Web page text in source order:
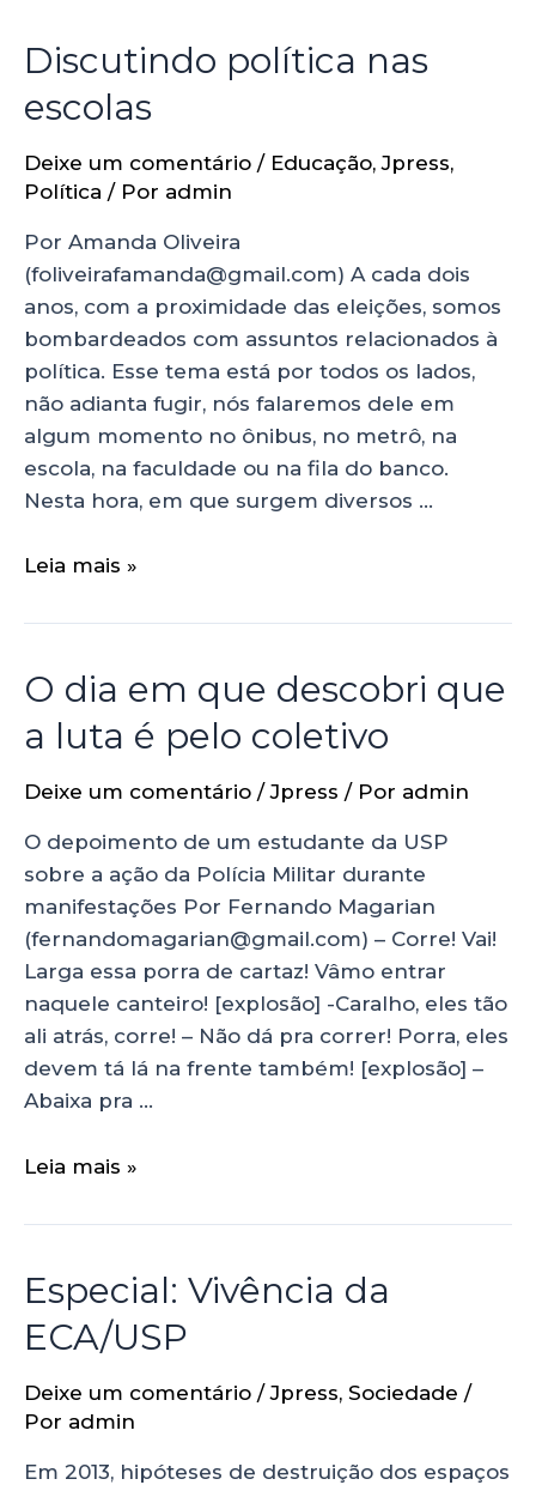
Discutindo política nas
escolas
Deixe um comentário / Educação,Jpress,
Política / Por admin
Por Amanda Oliveira
(foliveirafamanda@gmail.com) A cada dois
anos, com a proximidade das eleições, somos
bombardeados com assuntos relacionados à
política. Esse tema está por todos os lados,
não adianta fugir, nós falaremos dele em
algum momento no ônibus, no metrô, na
escola, na faculdade ou na fila do banco.
Nesta hora, em que surgem diversos …
Leia mais »
O dia em que descobri que
a luta é pelo coletivo
Deixe um comentário /Jpress / Por admin
O depoimento de um estudante da USP
sobre a ação da Polícia Militar durante
manifestações Por Fernando Magarian
(fernandomagarian@gmail.com) – Corre! Vai!
Larga essa porra de cartaz! Vâmo entrar
naquele canteiro! [explosão] -Caralho, eles tão
ali atrás, corre! – Não dá pra correr! Porra, eles
devem tá lá na frente também! [explosão] –
Abaixa pra …
Leia mais »
Especial: Vivência da
ECA/USP
Deixe um comentário /Jpress, Sociedade /
Por admin
Em 2013, hipóteses de destruição dos espaços